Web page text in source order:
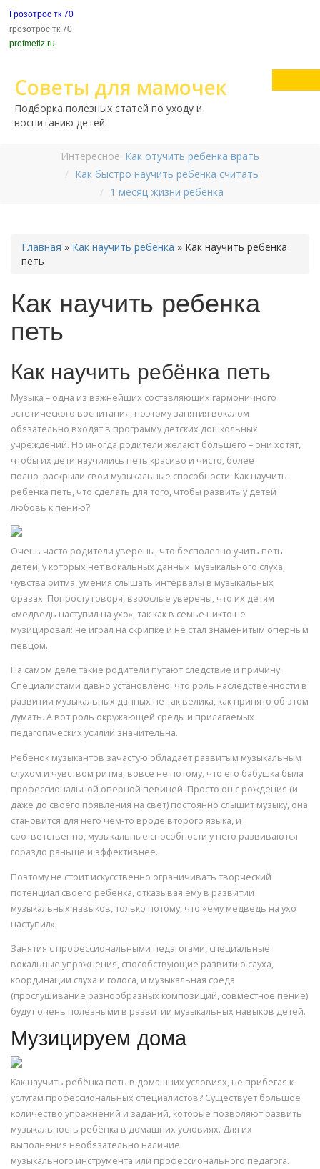
Грозотрос тк 70
грозотрос тк 70
profmetiz.ru
Советы для мамочек
Подборка полезных статей по уходу и
воспитанию детей.
Интересное: Как отучить ребенка врать
Как быстро научить ребенка считать
1 месяц жизни ребенка
Главная » Как научить ребенка » Как научить ребенка
петь
Как научить ребенка
петь
Как научить ребёнка петь
Музыка – одна из важнейших составляющих гармоничного
эстетического воспитания, поэтому занятия вокалом
обязательно входят в программу детских дошкольных
учреждений. Но иногда родители желают большего – они хотят,
чтобы их дети научились петь красиво и чисто, более
полно раскрыли свои музыкальные способности. Как научить
ребёнка петь, что сделать для того, чтобы развить у детей
любовь к пению?
Очень часто родители уверены, что бесполезно учить петь
детей, у которых нет вокальных данных: музыкального слуха,
чувства ритма, умения слышать интервалы в музыкальных
фразах. Попросту говоря, взрослые уверены, что их детям
«медведь наступил на ухо», так как в семье никто не
музицировал: не играл на скрипке и не стал знаменитым оперным
певцом.
На самом деле такие родители путают следствие и причину.
Специалистами давно установлено, что роль наследственности в
развитии музыкальных данных не так велика, как принято об этом
думать. А вот роль окружающей среды и прилагаемых
педагогических усилий значительна.
Ребёнок музыкантов зачастую обладает развитым музыкальным
слухом и чувством ритма, вовсе не потому, что его бабушка была
профессиональной оперной певицей. Просто он с рождения (и
даже до своего появления на свет) постоянно слышит музыку, она
становится для него чем-то вроде второго языка, и
соответственно, музыкальные способности у него развиваются
гораздо раньше и эффективнее.
Поэтому не стоит искусственно ограничивать творческий
потенциал своего ребёнка, отказывая ему в развитии
музыкальных навыков, только потому, что «ему медведь на ухо
наступил».
Занятия с профессиональными педагогами, специальные
вокальные упражнения, способствующие развитию слуха,
координации слуха и голоса, и музыкальная среда
(прослушивание разнообразных композиций, совместное пение)
будут очень полезными в развитии музыкальных навыков детей.
Музицируем дома
Как научить ребёнка петь в домашних условиях, не прибегая к
услугам профессиональных специалистов? Существует большое
количество упражнений и заданий, которые позволяют развить
музыкальность ребёнка в домашних условиях. Для их
выполнения необязательно наличие
музыкального инструмента или профессионального педагога.